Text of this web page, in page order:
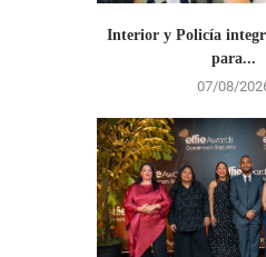
Interior y Policía
para...
07/08/